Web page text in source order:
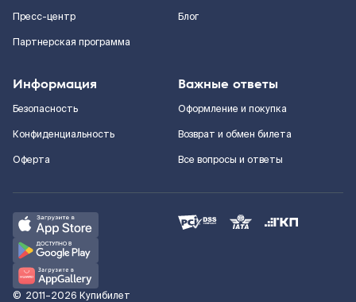
Пресс-центр
Партнерская программа
Блог
Информация
Безопасность
Конфиденциальность
Оферта
Важные ответы
Оформление и покупка
Возврат и обмен билета
Все вопросы и ответы
© 2011–2026 Купибилет